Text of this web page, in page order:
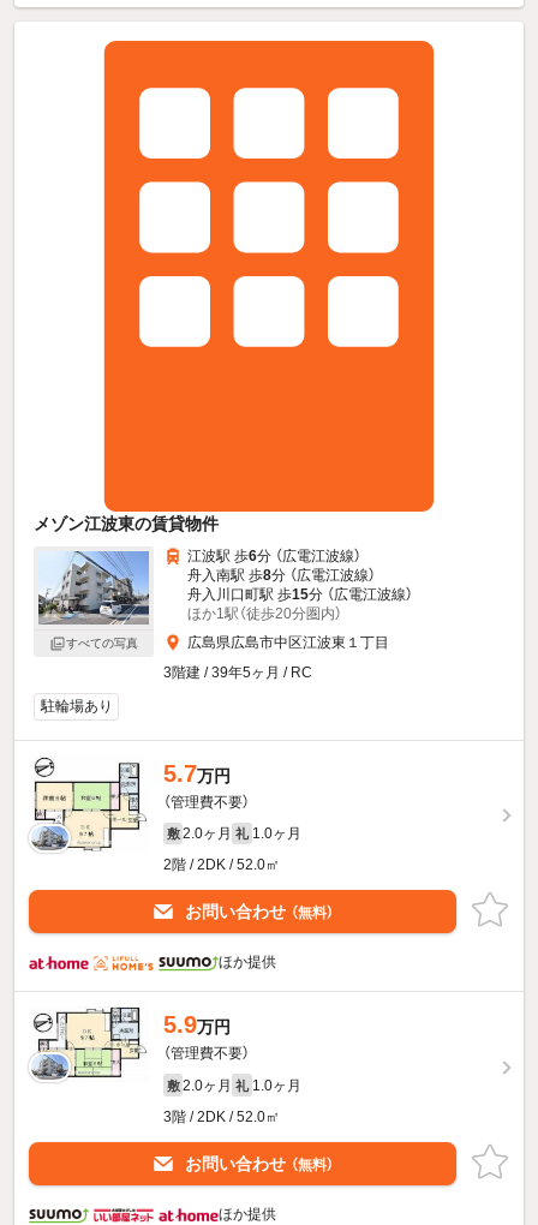
メゾン江波東の賃貸物件
すべての写真
江波駅 歩6分 （広電江波線）
舟入南駅 歩8分 （広電江波線）
舟入川口町駅 歩15分 （広電江波線）
ほか1駅（徒歩20分圏内）
広島県広島市中区江波東１丁目
3階建 / 39年5ヶ月 / RC
駐輪場あり
5.7万円
（管理費不要）
敷 2.0ヶ月 礼 1.0ヶ月
2階 / 2DK / 52.0㎡
お問い合わせ （無料）
ほか提供
5.9万円
（管理費不要）
敷 2.0ヶ月 礼 1.0ヶ月
3階 / 2DK / 52.0㎡
お問い合わせ （無料）
ほか提供